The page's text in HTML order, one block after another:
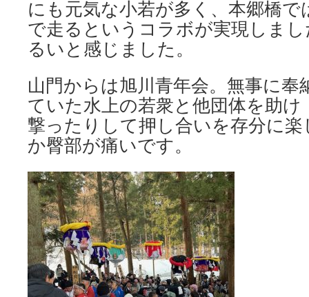
にも元気な小若が多く、本郷橋
で走るというコラボが実現しま
るいと感じました。
山門からは旭川青年会。無事に奉
ていた水上の若衆と他団体を助
撃ったりして押し合いを存分に
か臀部が痛いです。